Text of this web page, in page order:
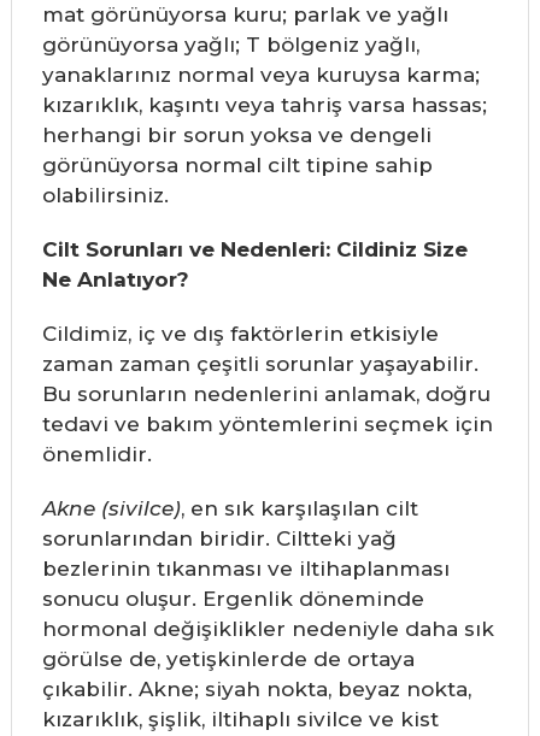
mat görünüyorsa kuru; parlak ve yağlı
görünüyorsa yağlı; T bölgeniz yağlı,
yanaklarınız normal veya kuruysa karma;
kızarıklık, kaşıntı veya tahriş varsa hassas;
herhangi bir sorun yoksa ve dengeli
görünüyorsa normal cilt tipine sahip
olabilirsiniz.
Cilt Sorunları ve Nedenleri: Cildiniz Size
Ne Anlatıyor?
Cildimiz, iç ve dış faktörlerin etkisiyle
zaman zaman çeşitli sorunlar yaşayabilir.
Bu sorunların nedenlerini anlamak, doğru
tedavi ve bakım yöntemlerini seçmek için
önemlidir.
Akne (sivilce), en sık karşılaşılan cilt
sorunlarından biridir. Ciltteki yağ
bezlerinin tıkanması ve iltihaplanması
sonucu oluşur. Ergenlik döneminde
hormonal değişiklikler nedeniyle daha sık
görülse de, yetişkinlerde de ortaya
çıkabilir. Akne; siyah nokta, beyaz nokta,
kızarıklık, şişlik, iltihaplı sivilce ve kist